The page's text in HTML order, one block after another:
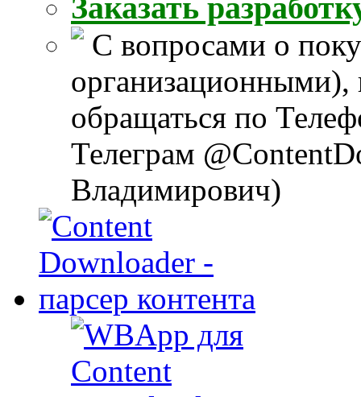
Заказать
С вопросами о
обращаться по
Телеграм
Владимирович)